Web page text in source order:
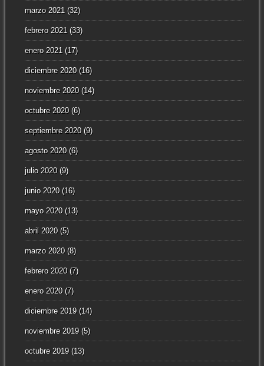
marzo 2021(32)
febrero 2021(33)
enero 2021(17)
diciembre 2020(16)
noviembre 2020(14)
octubre 2020(6)
septiembre 2020(9)
agosto 2020(6)
julio 2020(9)
junio 2020(16)
mayo 2020(13)
abril 2020(5)
marzo 2020(8)
febrero 2020(7)
enero 2020(7)
diciembre 2019(14)
noviembre 2019(5)
octubre 2019(13)